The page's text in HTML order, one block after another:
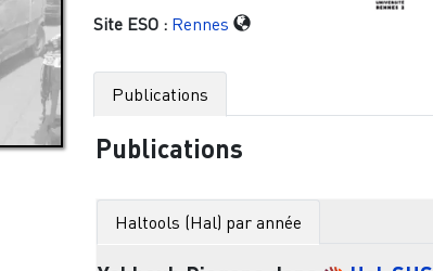
Site ESO : Rennes
Publications
Publications
Haltools (Hal) par année